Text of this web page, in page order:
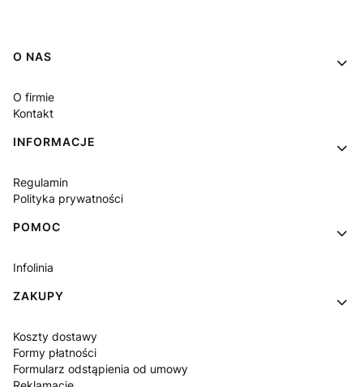
Linki w stopce
O NAS
O firmie
Kontakt
INFORMACJE
Regulamin
Polityka prywatności
POMOC
Infolinia
ZAKUPY
Koszty dostawy
Formy płatności
Formularz odstąpienia od umowy